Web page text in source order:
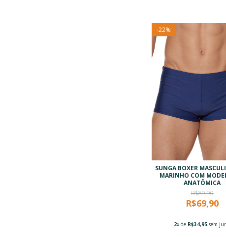
-22%
SUNGA BOXER
MARINHO COM
ANATÔMICA
R$89,90
R$69,90
2x de R$34,95 sem